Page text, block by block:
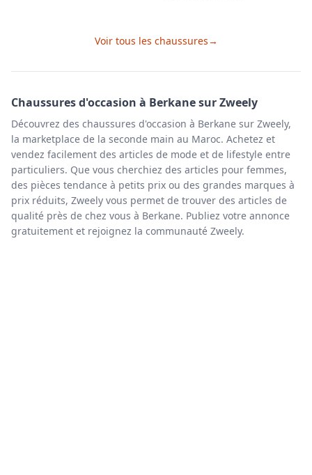
Voir tous les chaussures→
Chaussuresd'occasion à Berkanesur Zweely
Découvrez des chaussures d'occasion à Berkane sur Zweely,
la marketplace de la seconde main au Maroc. Achetez et
vendez facilement des articles de mode et de lifestyle entre
particuliers. Que vous cherchiez des articles pour femmes,
des pièces tendance à petits prix ou des grandes marques à
prix réduits, Zweely vous permet de trouver des articles de
qualité près de chez vous à Berkane. Publiez votre annonce
gratuitement et rejoignez la communauté Zweely.